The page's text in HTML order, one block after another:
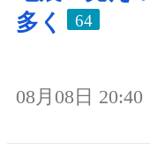
多く
64
08月08日 20:40